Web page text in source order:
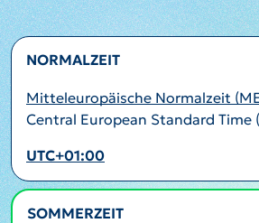
NORMALZEIT
Mitteleuropäische Normalzeit
Central European Standard Time
UTC+01:00
SOMMERZEIT